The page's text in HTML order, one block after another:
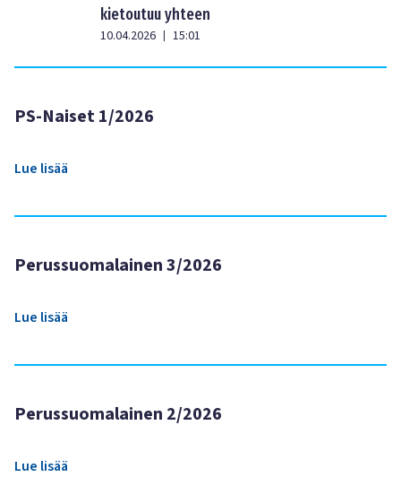
kietoutuu yhteen
10.04.2026 | 15:01
PS-Naiset 1/2026
Lue lisää
Perussuomalainen 3/2026
Lue lisää
Perussuomalainen 2/2026
Lue lisää